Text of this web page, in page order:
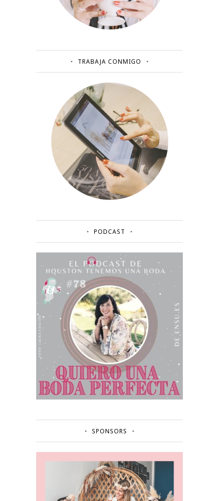
TRABAJA CONMIGO
PODCAST
SPONSORS